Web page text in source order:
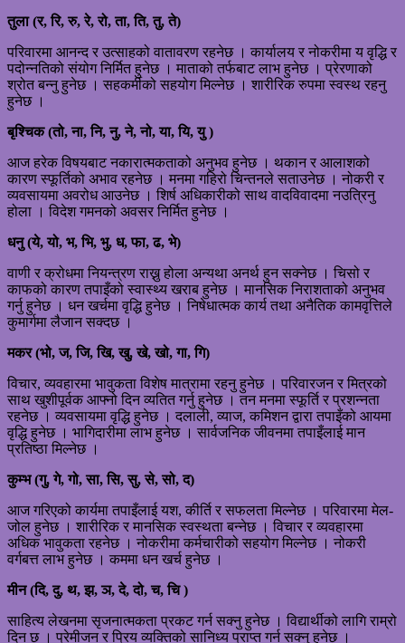
तुला (र, रि, रु, रे, रो, ता, ति, तु, ते)
परिवारमा आनन्द र उत्साहको वातावरण रहनेछ । कार्यालय र नोकरीमा य वृद्धि र
पदोन्नतिको संयोग निर्मित हुनेछ । माताको तर्फबाट लाभ हुनेछ । प्रेरणाको
श्रोत बन्नु हुनेछ । सहकर्मीको सहयोग मिल्नेछ । शारीरिक रुपमा स्वस्थ रहनु
हुनेछ ।
बृश्चिक (तो, ना, नि, नु, ने, नो, या, यि, यु )
आज हरेक विषयबाट नकारात्मकताको अनुभव हुनेछ । थकान र आलाशको
कारण स्फूर्तिको अभाव रहनेछ । मनमा गहिरो चिन्तनले सताउनेछ । नोकरी र
व्यवसायमा अवरोध आउनेछ । शिर्ष अधिकारीको साथ वादविवादमा नउत्रिनु
होला । विदेश गमनको अवसर निर्मित हुनेछ ।
धनु (ये, यो, भ, भि, भु, ध, फा, ढ, भे)
वाणी र क्रोधमा नियन्त्रण राख्नु होला अन्यथा अनर्थ हुन सक्नेछ । चिसो र
काफको कारण तपाइँको स्वास्थ्य खराब हुनेछ । मानसिक निराशताको अनुभव
गर्नु हुनेछ । धन खर्चमा वृद्धि हुनेछ । निषेधात्मक कार्य तथा अनैतिक कामवृत्तिले
कुमार्गमा लैजान सक्दछ ।
मकर (भो, ज, जि, खि, खु, खे, खो, गा, गि)
विचार, व्यवहारमा भावुकता विशेष मात्रामा रहनु हुनेछ । परिवारजन र मित्रको
साथ खुशीपूर्वक आफ्नो दिन व्यतित गर्नु हुनेछ । तन मनमा स्फूर्ति र प्रशन्नता
रहनेछ । व्यवसायमा वृद्धि हुनेछ । दलाली, व्याज, कमिशन द्वारा तपाइँको आयमा
वृद्धि हुनेछ । भागिदारीमा लाभ हुनेछ । सार्वजनिक जीवनमा तपाइँलाई मान
प्रतिष्ठा मिल्नेछ ।
कुम्भ (गु, गे, गो, सा, सि, सु, से, सो, द)
आज गरिएको कार्यमा तपाइँलाई यश, कीर्ति र सफलता मिल्नेछ । परिवारमा मेल-
जोल हुनेछ । शारीरिक र मानसिक स्वस्थता बन्नेछ । विचार र व्यवहारमा
अधिक भावुकता रहनेछ । नोकरीमा कर्मचारीको सहयोग मिल्नेछ । नोकरी
वर्गबत्त लाभ हुनेछ । कममा धन खर्च हुनेछ ।
मीन (दि, दु, थ, झ, ञ, दे, दो, च, चि )
साहित्य लेखनमा सृजनात्मकता प्रकट गर्न सक्नु हुनेछ । विद्यार्थीको लागि राम्रो
दिन छ । प्रेमीजन र प्रिय व्यक्तिको सानिध्य प्राप्त गर्न सक्नु हुनेछ ।